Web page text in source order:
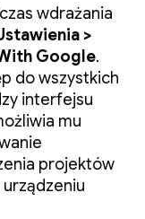
wdrażania
>
Google.
do wszystkich
interfejsu
mu
projektów